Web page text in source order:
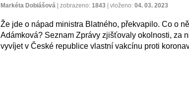
Markéta Dobiášová | zobrazeno: 1843 | vloženo: 04. 03. 2023
Že jde o nápad ministra Blatného, překvapilo. Co o
Adámková? Seznam Zprávy zjišťovaly okolnosti, za
vyvíjet v České republice vlastní vakcínu proti